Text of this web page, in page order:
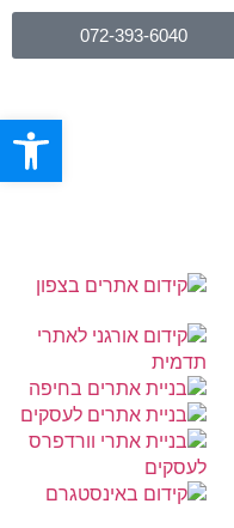
072-393-6040
פתח